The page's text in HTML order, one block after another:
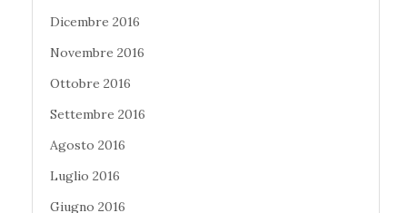
Dicembre 2016
Novembre 2016
Ottobre 2016
Settembre 2016
Agosto 2016
Luglio 2016
Giugno 2016